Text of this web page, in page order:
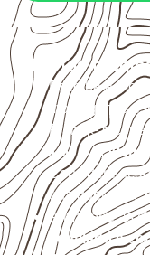
Critérios
Escolha a
montagem e
Planeje o
1,60 × 2,50 m,
Considere
qualquer corte
Armazene as
ventilado e